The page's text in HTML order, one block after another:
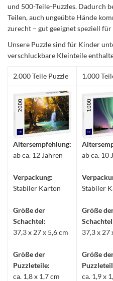
und 500-Teile-Puzzles. Dadurch
Teilen, auch ungeübte Hände
zurecht – gut geeignet speziell
Unsere Puzzle sind für Kinder
verschluckbare Kleinteile
2.000 Teile Puzzle 1.000
Altersempfehlung:
ab ca. 12 Jahren
Verpackung:
Stabiler Karton
Größe der
Schachtel:
37,3 x 27 x 5,6 cm
Größe der
Puzzleteile:
ca. 1,8 x 1,7 cm
ab ca. 10
Stabiler
Größe
37,3 x 27
Größe
ca. 1,9 x